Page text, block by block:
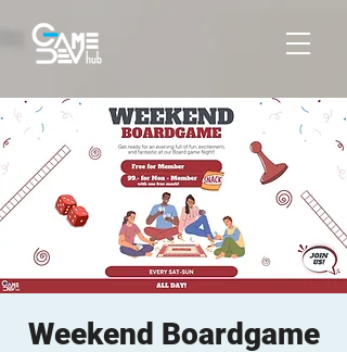
Weekend Boardgame